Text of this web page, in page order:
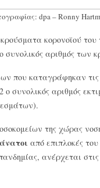
dpa – Ronny
κορονοϊού
αριθμός των
που καταγράφηκαν
συνολικός αριθμός
της χώρας
από επιπλοκές
ανέρχεται